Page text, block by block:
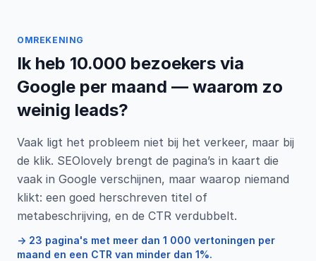
OMREKENING
Ik heb 10.000 bezoekers via
Google per maand — waarom zo
weinig leads?
Vaak ligt het probleem niet bij het verkeer, maar bij
de klik. SEOlovely brengt de pagina’s in kaart die
vaak in Google verschijnen, maar waarop niemand
klikt: een goed herschreven titel of
metabeschrijving, en de CTR verdubbelt.
→ 23 pagina's met meer dan 1 000 vertoningen per
maand en een CTR van minder dan 1%.